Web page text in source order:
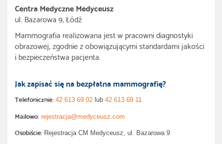
Centra Medyczne Medyceusz
ul. Bazarowa 9, Łódź
Mammografia realizowana jest w pracowni diagnostyki
obrazowej, zgodnie z obowiązującymi standardami jakości
i bezpieczeństwa pacjenta.
Jak zapisać się na bezpłatna mammografię?
Telefonicznie: 42 613 69 02 lub 42 613 69 11
Mailowo: rejestracja@medyceusz.com
Osobiście: Rejestracja CM Medyceusz, ul. Bazarowa 9